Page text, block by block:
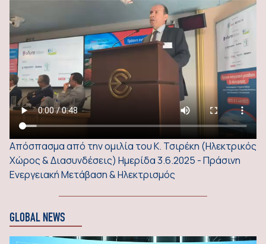
Απόσπασμα από την ομιλία του Κ. Τσιρέκη (Ηλεκτρικός
Χώρος & Διασυνδέσεις) Ημερίδα 3.6.2025 - Πράσινη
Ενεργειακή Μετάβαση & Ηλεκτρισμός
GLOBAL NEWS